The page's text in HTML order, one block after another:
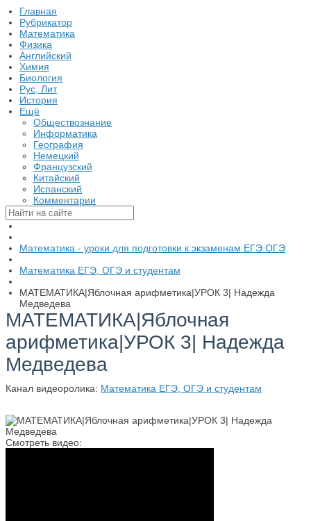
Главная
Рубрикатор
Математика
Физика
Английский
Химия
Биология
Рус, Лит
История
Ещё
Обществознание
Информатика
География
Немецкий
Французский
Китайский
Испанский
Комментарии
Математика - уроки для подготовки к экзаменам ЕГЭ ОГЭ
Математика ЕГЭ, ОГЭ и студентам
МАТЕМАТИКА|Яблочная арифметика|УРОК 3| Надежда
Медведева
МАТЕМАТИКА|Яблочная
арифметика|УРОК 3| Надежда
Медведева
Канал видеоролика: Математика ЕГЭ, ОГЭ и студентам
Смотреть видео: